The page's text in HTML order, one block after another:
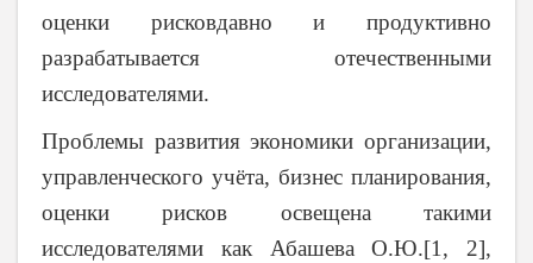
оценки рисковдавно и продуктивно
разрабатывается отечественными
исследователями.
Проблемы развития экономики организации,
управленческого учёта, бизнес планирования,
оценки рисков освещена такими
исследователями как Абашева О.Ю.[1, 2],